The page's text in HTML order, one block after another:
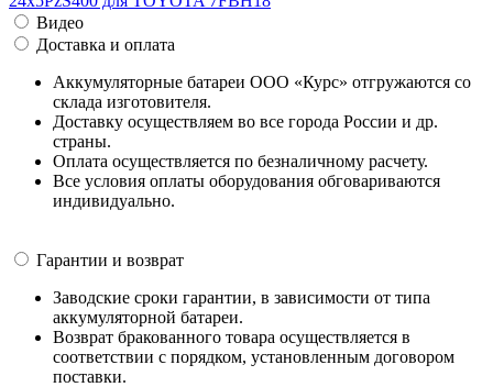
Видео
Доставка и оплата
Аккумуляторные батареи ООО «Курс» отгружаются со
склада изготовителя.
Доставку осуществляем во все города России и др.
страны.
Оплата осуществляется по безналичному расчету.
Все условия оплаты оборудования обговариваются
индивидуально.
Гарантии и возврат
Заводские сроки гарантии, в зависимости от типа
аккумуляторной батареи.
Возврат бракованного товара осуществляется в
соответствии с порядком, установленным договором
поставки.